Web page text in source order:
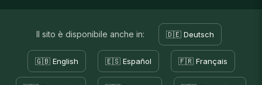
Il sito è disponibile anche in: 🇩🇪 Deutsch
🇬🇧 English 🇪🇸 Español 🇫🇷 Français